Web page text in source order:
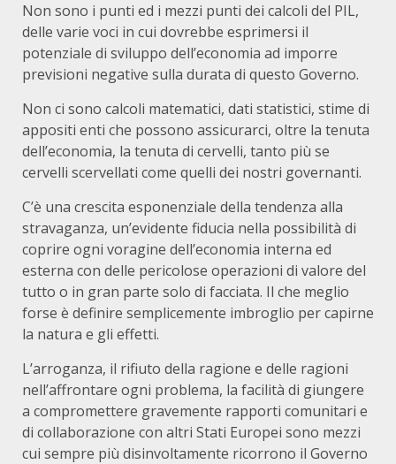
Non sono i punti ed i mezzi punti dei calcoli del PIL,
delle varie voci in cui dovrebbe esprimersi il
potenziale di sviluppo dell’economia ad imporre
previsioni negative sulla durata di questo Governo.
Non ci sono calcoli matematici, dati statistici, stime di
appositi enti che possono assicurarci, oltre la tenuta
dell’economia, la tenuta di cervelli, tanto più se
cervelli scervellati come quelli dei nostri governanti.
C’è una crescita esponenziale della tendenza alla
stravaganza, un’evidente fiducia nella possibilità di
coprire ogni voragine dell’economia interna ed
esterna con delle pericolose operazioni di valore del
tutto o in gran parte solo di facciata. Il che meglio
forse è definire semplicemente imbroglio per capirne
la natura e gli effetti.
L’arroganza, il rifiuto della ragione e delle ragioni
nell’affrontare ogni problema, la facilità di giungere
a compromettere gravemente rapporti comunitari e
di collaborazione con altri Stati Europei sono mezzi
cui sempre più disinvoltamente ricorrono il Governo